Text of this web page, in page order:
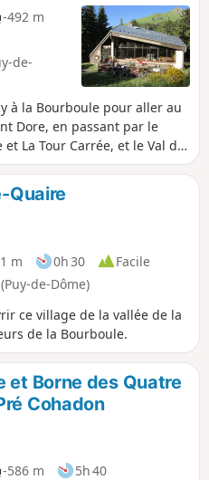
-492 m
de-
à la Bourboule pour aller au
Dore, en passant par le
La Tour Carrée, et le Val de
Quaire
m 0h 30
Facile
de-Dôme)
ce village de la vallée de la
de la Bourboule.
et Borne des Quatre
Cohadon
-586 m
5h 40